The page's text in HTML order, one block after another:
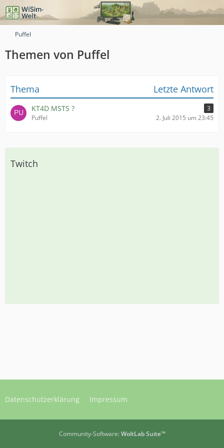
Puffel
Themen von Puffel
Thema Letzte Antwort
KT4D MSTS ?
3
Puffel
2. Juli 2015 um 23:45
Twitch
Datenschutzerklärung Impressum
Community-Software: WoltLab Suite™